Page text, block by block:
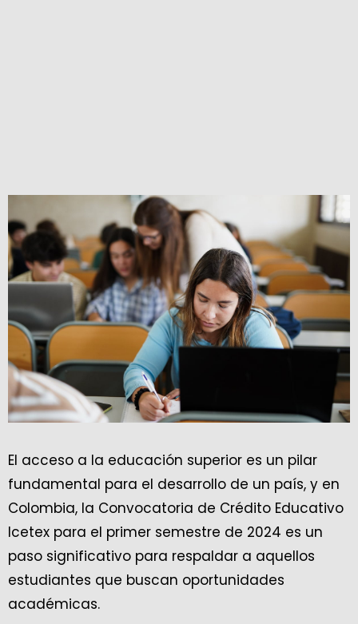
El acceso a la educación superior es un pilar
fundamental para el desarrollo de un país, y en
Colombia, la Convocatoria de Crédito Educativo
Icetex para el primer semestre de 2024 es un
paso significativo para respaldar a aquellos
estudiantes que buscan oportunidades
académicas.